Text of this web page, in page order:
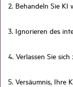
2. Behandeln Sie KI
3. Ignorieren des
4. Verlassen Sie
5. Versäumnis, Ihre